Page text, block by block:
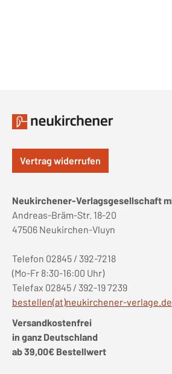
Vertrag widerrufen
Neukirchener-Verlagsgesellschaft
Andreas-Bräm-Str. 18-20
47506 Neukirchen-Vluyn
Telefon 02845 / 392-7218
(Mo-Fr 8:30-16:00 Uhr)
Telefax 02845 / 392-19 7239
bestellen(at)neukirchener-verlage.de
Versandkostenfrei
in ganz Deutschland
ab 39,00€ Bestellwert